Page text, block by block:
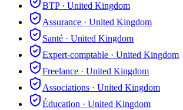
BTP· United Kingdom
Assurance · United Kingdom
Santé · United Kingdom
Expert-comptable · United Kingdom
Freelance · United Kingdom
Associations · United Kingdom
Éducation · United Kingdom